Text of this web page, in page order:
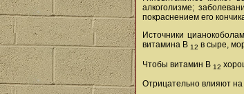
алкоголизме;
покраснением его
Источники
витамина В 12 в сыре,
Чтобы витамин В 12
Отрицательно влияют на